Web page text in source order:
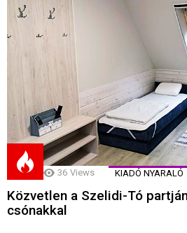
36 Views KIADÓ NYARALÓ
Közvetlen a Szelidi-Tó
csónakkal